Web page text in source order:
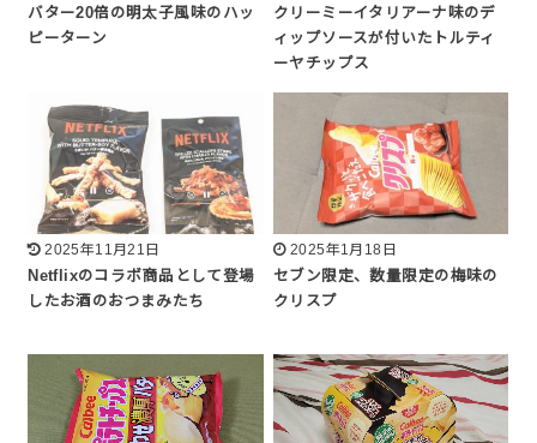
バター20倍の明太子風味のハッ
ピーターン
クリーミーイタリアーナ味のデ
ィップソースが付いたトルティ
ーヤチップス
2025年11月21日
Netflixのコラボ商品として登場
したお酒のおつまみたち
2025年1月18日
セブン限定、数量限定の梅味の
クリスプ